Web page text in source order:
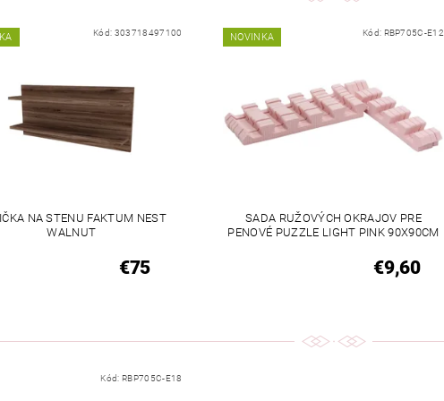
Kód: 303718497100
NA STENU FAKTUM NEST
WALNUT
€75
NOVINKA Kód: RBP705C-E12
SADA RUŽOVÝCH OKRAJOV PRE
PENOVÉ PUZZLE LIGHT PINK 90X90CM
€9,60
Kód: RBP705C-E18